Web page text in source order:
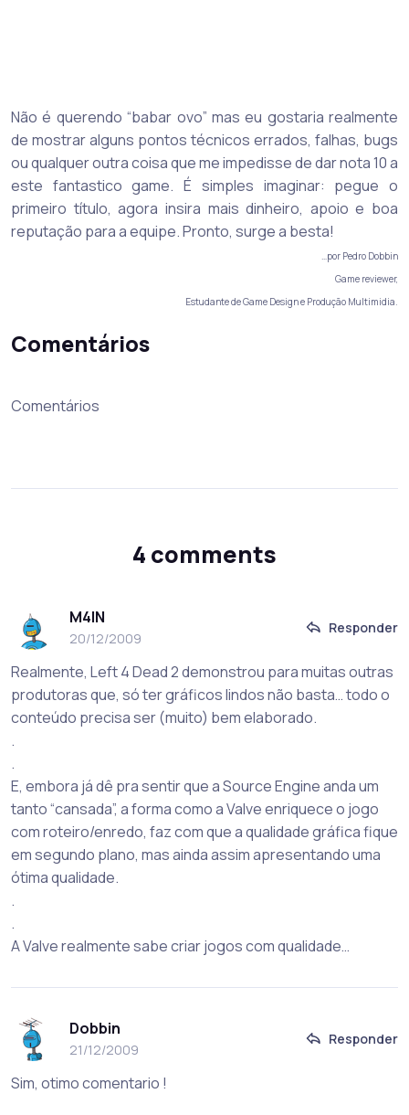
Não é querendo “babar ovo” mas eu gostaria realmente
de mostrar alguns pontos técnicos errados, falhas, bugs
ou qualquer outra coisa que me impedisse de dar nota 10 a
este fantastico game. É simples imaginar: pegue o
primeiro título, agora insira mais dinheiro, apoio e boa
reputação para a equipe. Pronto, surge a besta!
…por Pedro Dobbin
Game reviewer,
Estudante de Game Design e Produção Multimidia.
Comentários
Comentários
4 comments
M4IN
20/12/2009
Responder
Realmente, Left 4 Dead 2 demonstrou para muitas outras
produtoras que, só ter gráficos lindos não basta… todo o
conteúdo precisa ser (muito) bem elaborado.
.
.
E, embora já dê pra sentir que a Source Engine anda um
tanto “cansada”, a forma como a Valve enriquece o jogo
com roteiro/enredo, faz com que a qualidade gráfica fique
em segundo plano, mas ainda assim apresentando uma
ótima qualidade.
.
.
A Valve realmente sabe criar jogos com qualidade…
Dobbin
21/12/2009
Responder
Sim, otimo comentario !